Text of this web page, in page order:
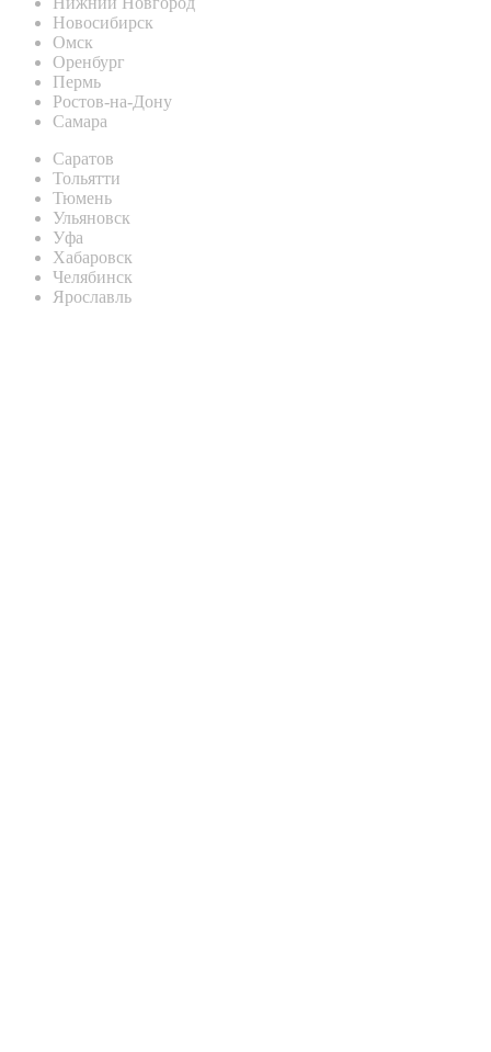
Новосибирск
Омск
Оренбург
Пермь
Ростов-на-Дону
Самара
Саратов
Тольятти
Тюмень
Ульяновск
Уфа
Хабаровск
Челябинск
Ярославль